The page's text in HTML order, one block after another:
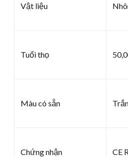
Vật liệu
Tuổi thọ
Màu có sẵn
Chứng nhận CE